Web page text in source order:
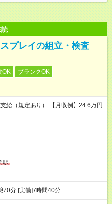
読
プレイの組立・検査
OK
ブランクOK
給（規定あり） 【月収例】24.6万円
駅
70分 [実働]7時間40分